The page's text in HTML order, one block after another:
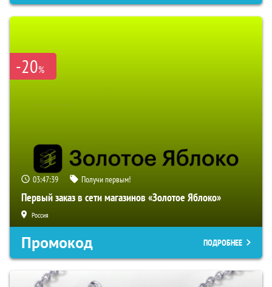
-20%
03:47:38 Получи первым!
Первый заказ в сети магазинов «Золотое Яблоко»
Россия
Промокод ПОДРОБНЕЕ